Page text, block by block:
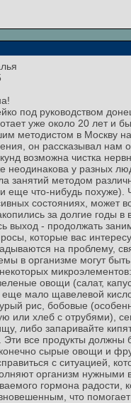
под руководством
уже около 20 лет и
методистом в Москву
он рассказывал нам
возможна чистка
неодинакова у разных
занятий методом
еще что-нибудь
состояниях, может
за долгие годы
выход - продолжать
которые вас
на проблему,
в организме могут
овощи (салат,
еще мало щавелевой
рис, бобовые
или хлеб с отрубями),
либо запаривайте
Эти все продукты
сырые овощи и
с ситуацией,
организм нужными
гормона
что